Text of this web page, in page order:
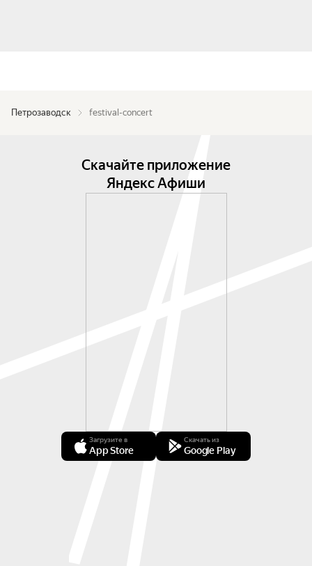
Петрозаводск festival-concert
Скачайте приложение
Яндекс Афиши
Загрузите в
App Store
Скачать из
Google Play